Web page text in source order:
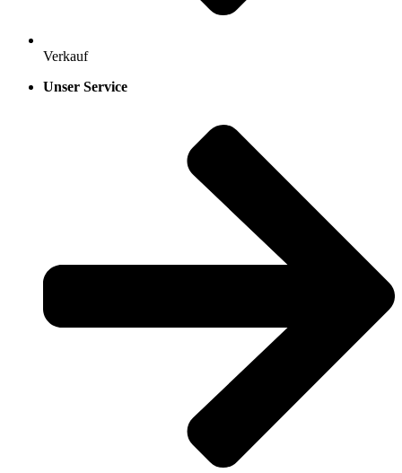
Verkauf
Unser Service